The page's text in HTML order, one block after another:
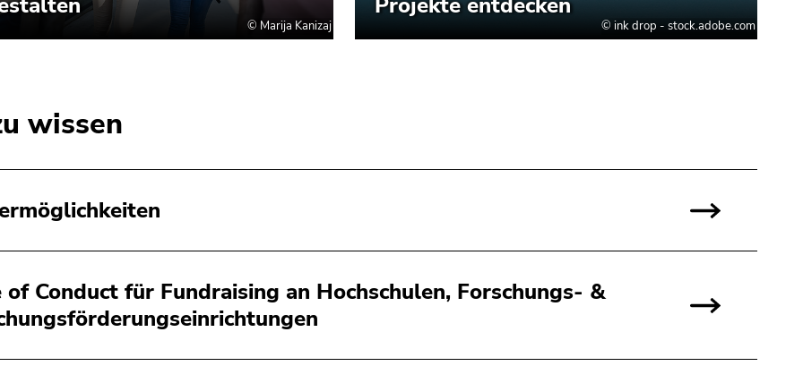
wissen
of Conduct für Fundraising an Hochschulen, Forschungs- &